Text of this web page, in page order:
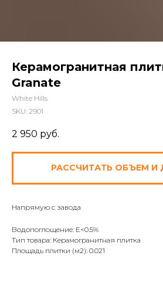
Керамогранитная
Granate
White Hills
SKU: 2901
2 950 руб.
РАССЧИТАТЬ ОБЪЕМ И
Напрямую с завода
Водопоглощение: E<0.5%
Тип товара: Керамогранитная плитка
Площадь плитки (м2): 0.021